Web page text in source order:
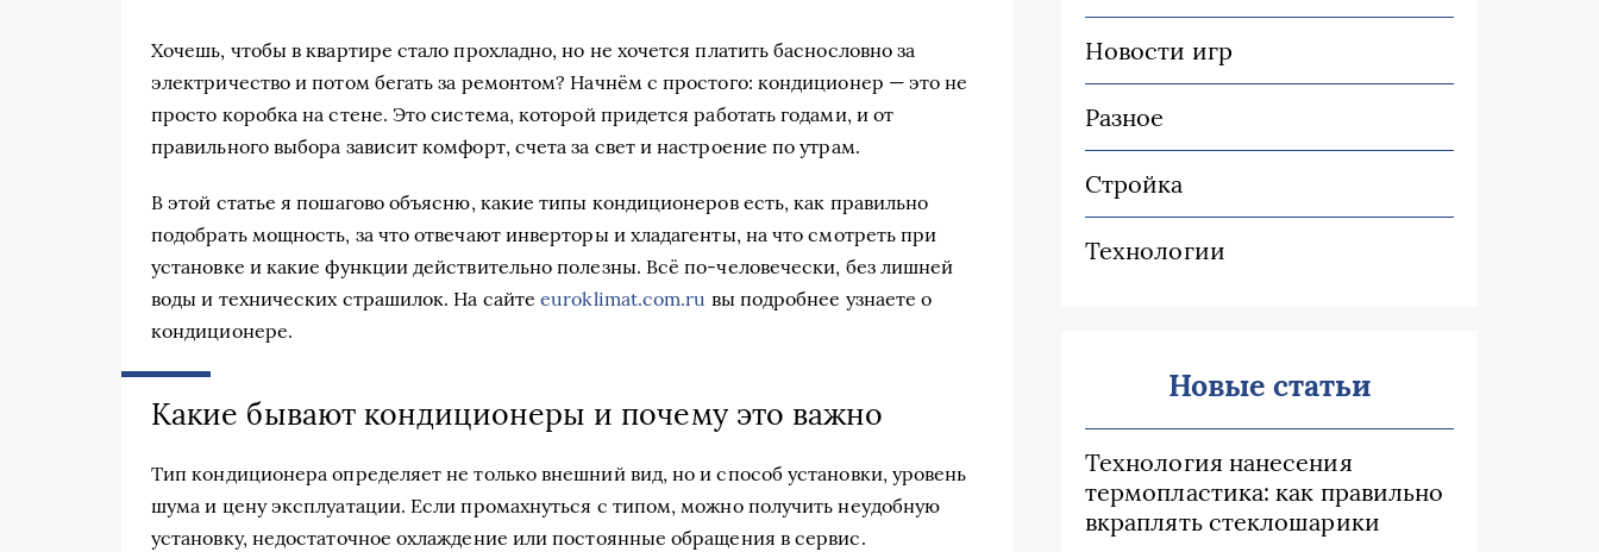
Хочешь, чтобы в квартире стало прохладно, но не хочется платить баснословно за
электричество и потом бегать за ремонтом? Начнём с простого: кондиционер — это не
просто коробка на стене. Это система, которой придется работaть годами, и от
правильного выбора зависит комфорт, счета за свет и настроение по утрам.
В этой статье я пошагово объясню, какие типы кондиционеров есть, как правильно
подобрать мощность, за что отвечают инверторы и хладагенты, на что смотреть при
установке и какие функции действительно полезны. Всё по-человечески, без лишней
воды и технических страшилок. На сайтеeuroklimat.com.ru вы подробнее узнаете о
кондиционере.
Какие бывают кондиционеры и почему это важно
Тип кондиционера определяет не только внешний вид, но и способ установки, уровень
шума и цену эксплуатации. Если промахнуться с типом, можно получить неудобную
установку, недостаточное охлаждение или постоянные обращения в сервис.
Новости игр
Разное
Стройка
Технологии
Новые статьи
Технология нанесения
термопластика: как правильно
вкраплять стеклошарики